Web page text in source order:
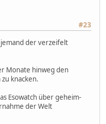
#23
jemand der verzeifelt
Monate hinweg den
knacken.
Esowatch über geheim-
der Welt